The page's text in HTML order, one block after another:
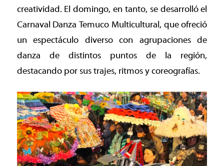
creatividad. El domingo, en tanto, se desarrolló el
Carnaval Danza Temuco Multicultural, que ofreció
un espectáculo diverso con agrupaciones de
danza de distintos puntos de la región,
destacando por sus trajes, ritmos y coreografías.